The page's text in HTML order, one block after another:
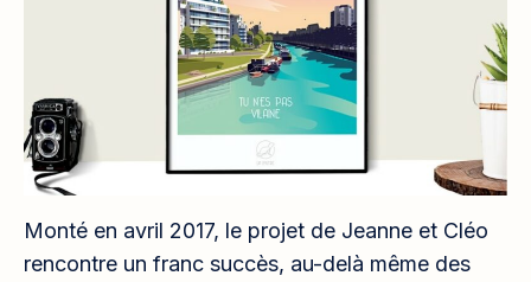
Monté en avril 2017, le projet de Jeanne et Cléo
rencontre un franc succès, au-delà même des